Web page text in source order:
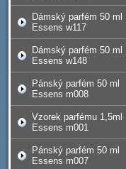
Dámský parfém 50 ml
Essens w117
Dámský parfém 50 ml
Essens w148
Pánský parfém 50 ml
Essens m008
Vzorek parfému 1,5ml
Essens m001
Pánský parfém 50 ml
Essens m007